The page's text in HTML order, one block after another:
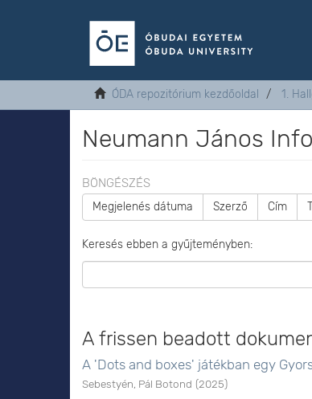
ÓDA repozitórium kezdőoldal 1.
Neumann János
BÖNGÉSZÉS
Megjelenés dátuma Szerző Cím
Keresés ebben a gyűjteményben:
A frissen beadott
A 'Dots and boxes' játékban egy
Sebestyén, Pál Botond (2025)